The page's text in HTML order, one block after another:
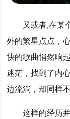
又或者,在某
外的繁星点点，
快的歌曲悄然响
迷茫，找到了内
边流淌，却同样
这样的经历